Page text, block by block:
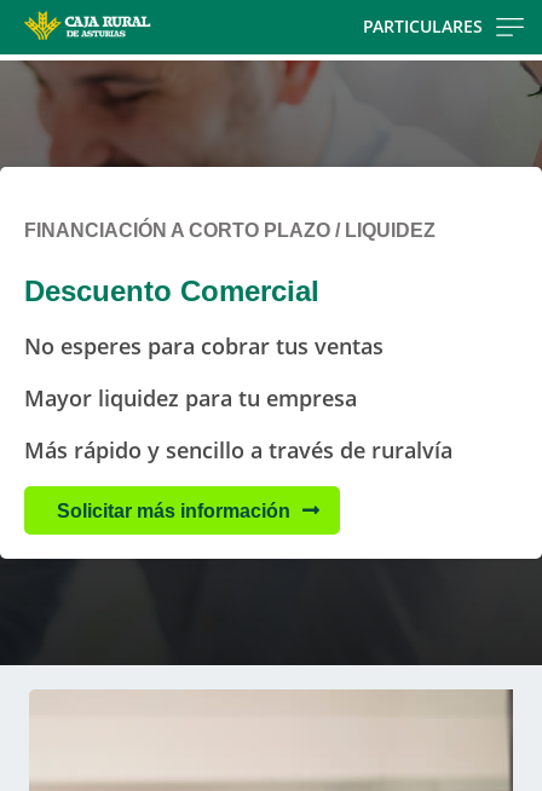
main
contentt
PARTICULARES
FINANCIACIÓN A CORTO PLAZO / LIQUIDEZ
Descuento Comercial
No esperes para cobrar tus ventas
Mayor liquidez para tu empresa
Más rápido y sencillo a través de ruralvía
Solicitar más información